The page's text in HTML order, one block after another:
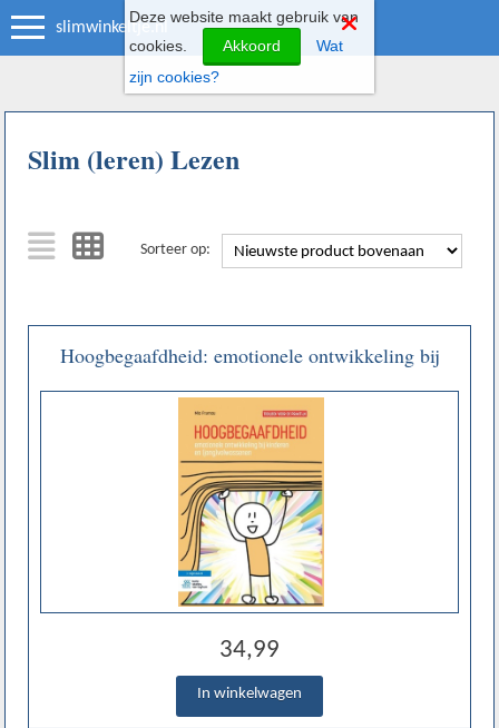
slimwinkeltje.nl
Slim (leren) Lezen
Sorteer op:
Hoogbegaafdheid: emotionele ontwikkeling bij
kinderen en (jong)volwassenen, toolbox voor de
praktijk
34,99
Deze website maakt gebruik van
cookies.
Akkoord
Wat
zijn cookies?